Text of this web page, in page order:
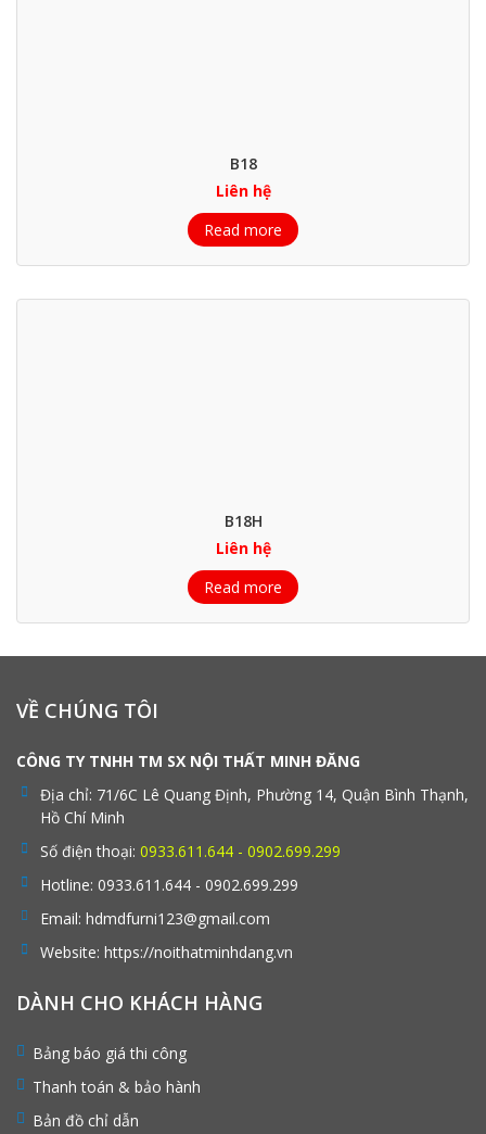
B18
Liên hệ
Read more
B18H
Liên hệ
Read more
VỀ CHÚNG TÔI
CÔNG TY TNHH TM SX NỘI THẤT MINH ĐĂNG
Địa chỉ: 71/6C Lê Quang Định, Phường 14, Quận Bình Thạnh,
Hồ Chí Minh
Số điện thoại: 0933.611.644 - 0902.699.299
Hotline: 0933.611.644 - 0902.699.299
Email: hdmdfurni123@gmail.com
Website: https://noithatminhdang.vn
DÀNH CHO KHÁCH HÀNG
Bảng báo giá thi công
Thanh toán & bảo hành
Bản đồ chỉ dẫn